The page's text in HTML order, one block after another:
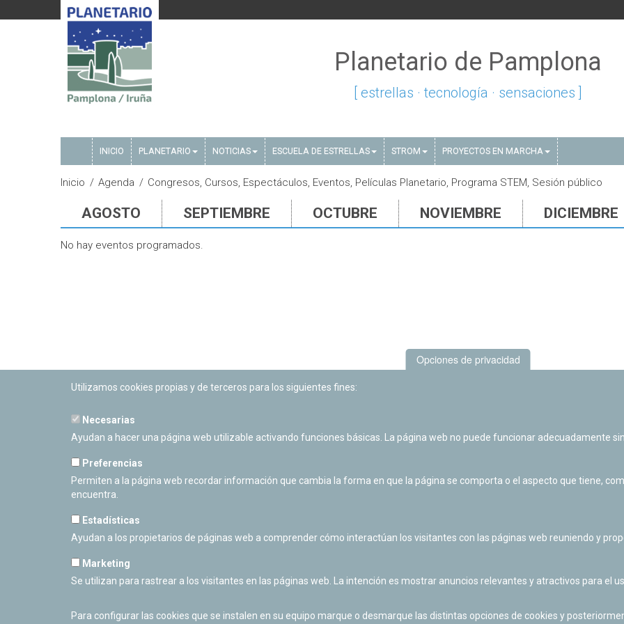
Planetario de Pamplona
[ estrellas · tecnología · sensaciones ]
INICIO PLANETARIO NOTICIAS ESCUELA DE ESTRELLAS STROM PROYECTOS EN MARCHA
Inicio Agenda Congresos, Cursos, Espectáculos, Eventos, Películas Planetario, Programa STEM, Sesión público
AGOSTO SEPTIEMBRE OCTUBRE NOVIEMBRE DICIEMBRE
No hay eventos programados.
PLANETARIO DE PAMPLONA
Calle Sancho RamÃ­rez, s/n
Cerrado Temporalmente
Opciones de privacidad
Utilizamos cookies propias y de terceros para los siguientes fines:
Necesarias
Ayudan a hacer una página web utilizable activando funciones básicas. La página web no puede funcionar adecuadamente
Preferencias
Permiten a la página web recordar información que cambia la forma en que la página se comporta o el aspecto que tiene,
encuentra.
Estadísticas
Ayudan a los propietarios de páginas web a comprender cómo interactúan los visitantes con las páginas web reuniendo y
Marketing
Se utilizan para rastrear a los visitantes en las páginas web. La intención es mostrar anuncios relevantes y atractivos para el
Para configurar las cookies que se instalen en su equipo marque o desmarque las distintas opciones de cookies y